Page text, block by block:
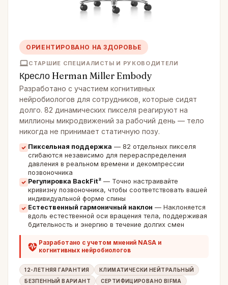
ОРИЕНТИРОВАНО НА ЗДОРОВЬЕ
СТАРШИЕ СПЕЦИАЛИСТЫ И РУКОВОДИТЕЛИ
Кресло Herman Miller Embody
Разработано с участием когнитивных
нейробиологов для сотрудников, которые сидят
долго. 82 динамических пикселя реагируют на
миллионы микродвижений за рабочий день — тело
никогда не принимает статичную позу.
Пиксельная поддержка — 82 отдельных пикселя
сгибаются независимо для перераспределения
давления в реальном времени и декомпрессии
позвоночника
Регулировка BackFit² — Точно настраивайте
кривизну позвоночника, чтобы соответствовать вашей
индивидуальной форме спины
Естественный гармоничный наклон — Наклоняется
вдоль естественной оси вращения тела, поддерживая
бдительность и энергию в течение долгих смен
Разработано с учетом мнений NASA и
когнитивных нейробиологов
12-ЛЕТНЯЯ ГАРАНТИЯ
КЛИМАТИЧЕСКИ НЕЙТРАЛЬНЫЙ
БЕЗПЕННЫЙ ВАРИАНТ
СЕРТИФИЦИРОВАНО BIFMA